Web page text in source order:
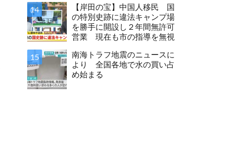
【岸田の宝】中国人移民 国
の特別史跡に違法キャンプ場
を勝手に開設し２年間無許可
営業 現在も市の指導を無視
南海トラフ地震のニュースに
より 全国各地で水の買い占
め始まる